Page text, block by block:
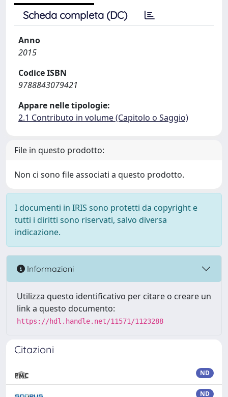
Scheda completa (DC)
Anno
2015
Codice ISBN
9788843079421
Appare nelle tipologie:
2.1 Contributo in volume (Capitolo o Saggio)
File in questo prodotto:
Non ci sono file associati a questo prodotto.
I documenti in IRIS sono protetti da copyright e
tutti i diritti sono riservati, salvo diversa
indicazione.
Informazioni
Utilizza questo identificativo per citare o creare un
link a questo documento:
https://hdl.handle.net/11571/1123288
Citazioni
ND
ND